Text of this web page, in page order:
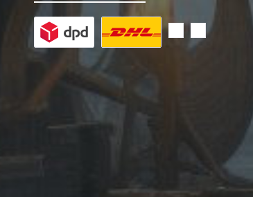
Custom image 1Custom image 2